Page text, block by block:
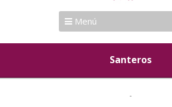
Menú
Santeros